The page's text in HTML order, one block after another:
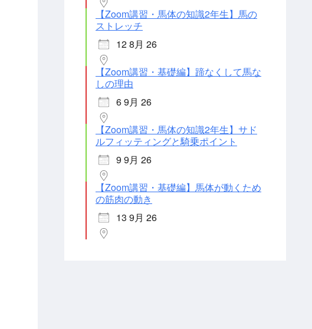
【Zoom講習・馬体の知識2年生】馬の
ストレッチ
12 8月 26
【Zoom講習・基礎編】蹄なくして馬な
しの理由
6 9月 26
【Zoom講習・馬体の知識2年生】サド
ルフィッティングと騎乗ポイント
9 9月 26
【Zoom講習・基礎編】馬体が動くため
の筋肉の動き
13 9月 26